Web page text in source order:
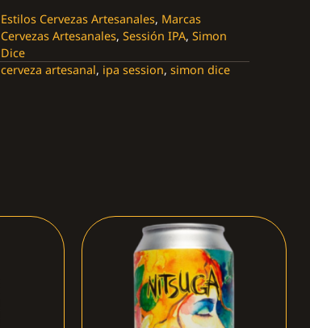
Estilos Cervezas Artesanales, Marcas
Cervezas Artesanales, Sessión IPA, Simon
Dice
cerveza artesanal, ipa session, simon dice